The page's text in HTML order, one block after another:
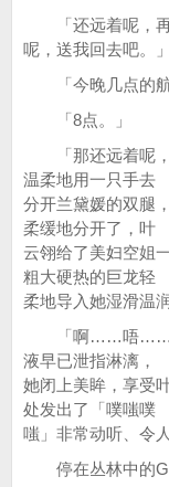
「还远着呢，再
呢，送我回去吧。」
「今晚几点的航
「8点。」
「那还远着呢，
温柔地用一只手去
分开兰黛媛的双腿
柔缓地分开了，叶
云翎给了美妇空姐
粗大硬热的巨龙轻
柔地导入她湿滑温
「啊……唔……好
液早已泄指淋漓，
她闭上美眸，享受
处发出了「噗嗤噗
嗤」非常动听、令
停在丛林中的